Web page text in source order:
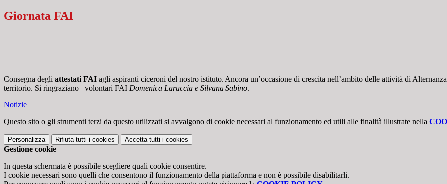
Giornata FAI
Consegna degli attestati FAI agli aspiranti ciceroni del nostro istituto. Ancora un’occasione di crescita nell’ambito delle attività di
territorio. Si ringraziano volontari FAI Domenica Laruccia e Silvana Sabino.
Notizie
Questo sito o gli strumenti terzi da questo utilizzati si avvalgono di cookie necessari al funzionamento ed utili alle finalità illustrate nella
Personalizza Rifiuta tutti i cookies Accetta tutti i cookies
Gestione cookie
In questa schermata è possibile scegliere quali cookie consentire.
I cookie necessari sono quelli che consentono il funzionamento della piattaforma e non è possibile disabilitarli.